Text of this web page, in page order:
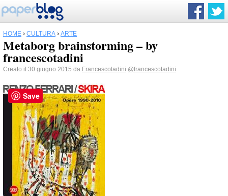
HOME › CULTURA › ARTE
Metaborg brainstorming – by
francescotadini
Creato il 30 giugno 2015 da Francescotadini @francescotadini
Save